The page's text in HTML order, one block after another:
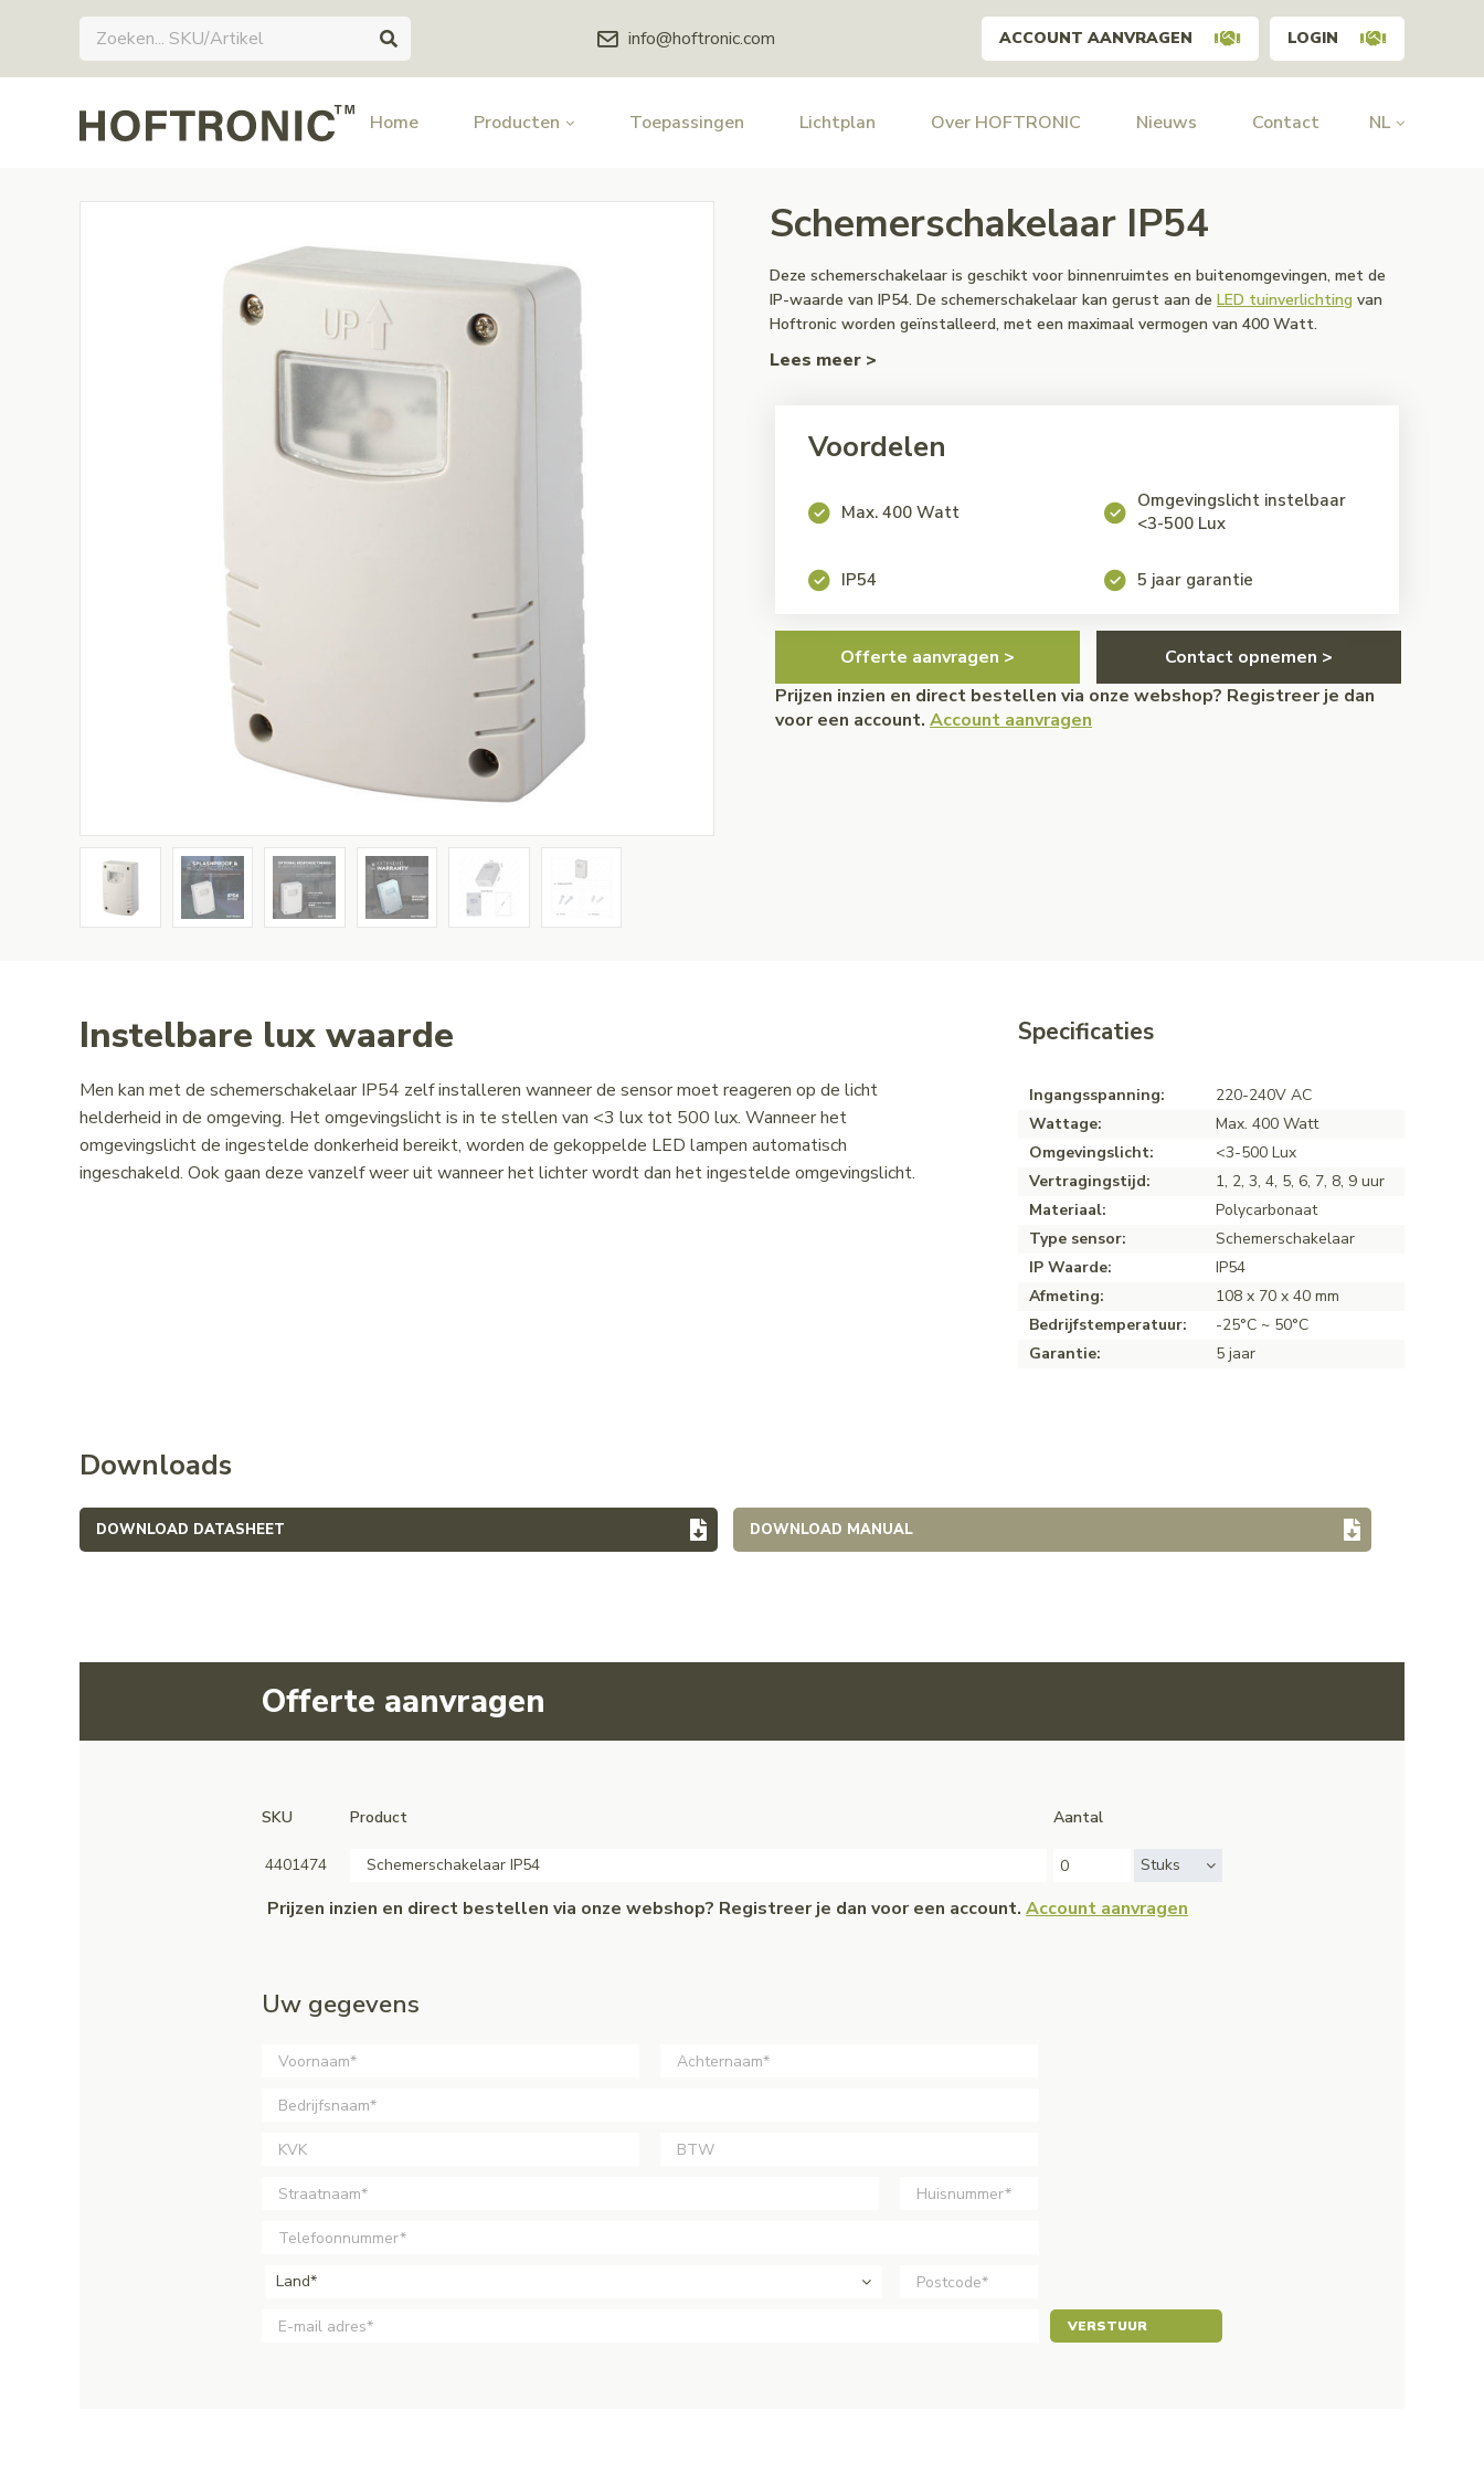
info@hoftronic.com ACCOUNT AANVRAGEN LOGIN
Home Producten Toepassingen Lichtplan Over HOFTRONIC Nieuws Contact NL
Schemerschakelaar IP54
Deze schemerschakelaar is geschikt voor binnenruimtes en buitenomgevingen, met de
IP-waarde van IP54. De schemerschakelaar kan gerust aan de LED tuinverlichting van
Hoftronic worden geïnstalleerd, met een maximaal vermogen van 400 Watt.
Lees meer >
Voordelen
Max. 400 Watt
Omgevingslicht instelbaar
<3-500 Lux
IP54 5 jaar garantie
Offerte aanvragen >
Contact opnemen >
Prijzen inzien en direct bestellen via onze webshop? Registreer je dan
voor een account. Account aanvragen
Instelbare lux waarde
Men kan met de schemerschakelaar IP54 zelf installeren wanneer de sensor moet reageren op de licht
helderheid in de omgeving. Het omgevingslicht is in te stellen van <3 lux tot 500 lux. Wanneer het
omgevingslicht de ingestelde donkerheid bereikt, worden de gekoppelde LED lampen automatisch
ingeschakeld. Ook gaan deze vanzelf weer uit wanneer het lichter wordt dan het ingestelde omgevingslicht.
Specificaties
Ingangsspanning:
220-240V AC
Wattage:
Max. 400 Watt
Omgevingslicht:
<3-500 Lux
Vertragingstijd:
1, 2, 3, 4, 5, 6, 7, 8, 9 uur
Materiaal:
Polycarbonaat
Type sensor:
Schemerschakelaar
IP Waarde:
IP54
Afmeting:
108 x 70 x 40 mm
Bedrijfstemperatuur:
-25°C ~ 50°C
Garantie:
5 jaar
Downloads
DOWNLOAD DATASHEET DOWNLOAD MANUAL
Offerte aanvragen
SKU Product Aantal
4401474 Schemerschakelaar IP54 Stuks
Prijzen inzien en direct bestellen via onze webshop? Registreer je dan voor een account. Account aanvragen
Uw gegevens
Land*
VERSTUUR